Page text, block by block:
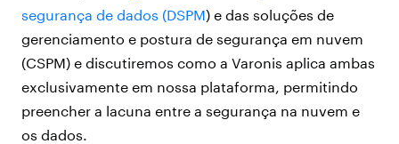
segurança de dados (DSPM) e das soluções de
gerenciamento e postura de segurança em nuvem
(CSPM) e discutiremos como a Varonis aplica ambas
exclusivamente em nossa plataforma, permitindo
preencher a lacuna entre a segurança na nuvem e
os dados.